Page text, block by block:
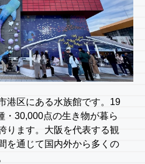
港区にある水族館です。19
・30,000点の生き物が暮ら
ります。大阪を代表する観
を通じて国内外から多くの